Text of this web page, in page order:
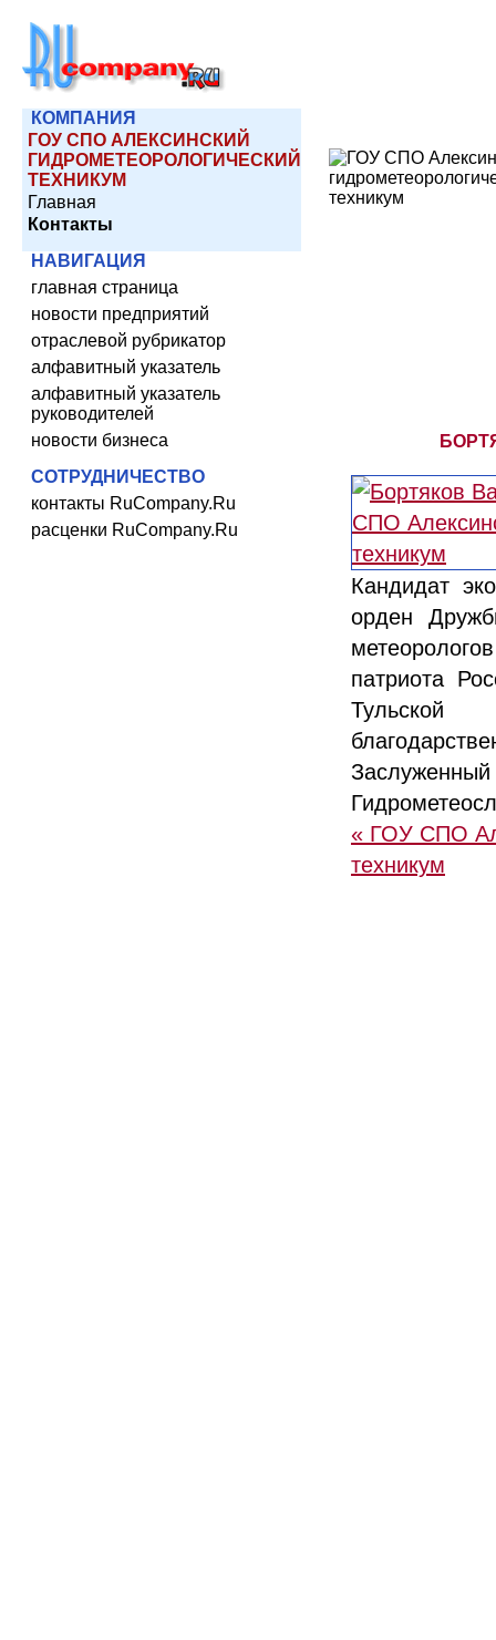
КОМПАНИЯ
ГОУ СПО АЛЕКСИНСКИЙ
ГИДРОМЕТЕОРОЛОГИЧЕСКИЙ
ТЕХНИКУМ
Главная
Контакты
НАВИГАЦИЯ
главная страница
новости предприятий
отраслевой рубрикатор
алфавитный указатель
алфавитный указатель
руководителей
новости бизнеса
СОТРУДНИЧЕСТВО
контакты RuCompany.Ru
расценки RuCompany.Ru
Кандидат
орден
патриота
Тульской
« ГОУ СПО
техникум